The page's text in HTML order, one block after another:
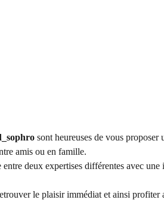
sont heureuses de vous proposer
amis ou en famille.
deux expertises différentes avec
le plaisir immédiat et ainsi